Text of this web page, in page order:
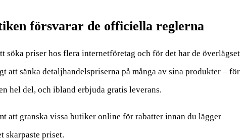
försvarar de officiella reglerna
söka priser hos flera internetföretag och för det har de överlägset
att sänka detaljhandelspriserna på många av sina produkter – för
hel del, och ibland erbjuda gratis leverans.
att granska vissa butiker online för rabatter innan du lägger
skarpaste priset.